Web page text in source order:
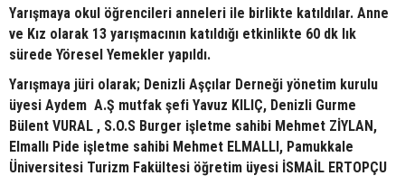
Yarışmaya okul öğrencileri anneleri ile birlikte katıldılar. Anne
ve Kız olarak 13 yarışmacının katıldığı etkinlikte 60 dk lık
sürede Yöresel Yemekler yapıldı.
Yarışmaya jüri olarak; Denizli Aşçılar Derneği yönetim kurulu
üyesi Aydem A.Ş mutfak şefi Yavuz KILIÇ, Denizli Gurme
Bülent VURAL , S.O.S Burger işletme sahibi Mehmet ZİYLAN,
Elmallı Pide işletme sahibi Mehmet ELMALLI, Pamukkale
Üniversitesi Turizm Fakültesi öğretim üyesi İSMAİL ERTOPÇU